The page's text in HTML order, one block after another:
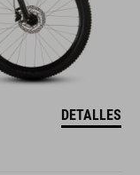
DETALLES